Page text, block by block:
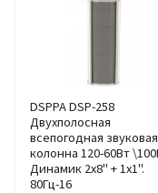
DSPPA DSP-258
Двухполосная
всепогодная звуковая
колонна 120-60Вт
Динамик 2х8" + 1х1".
80Гц-16